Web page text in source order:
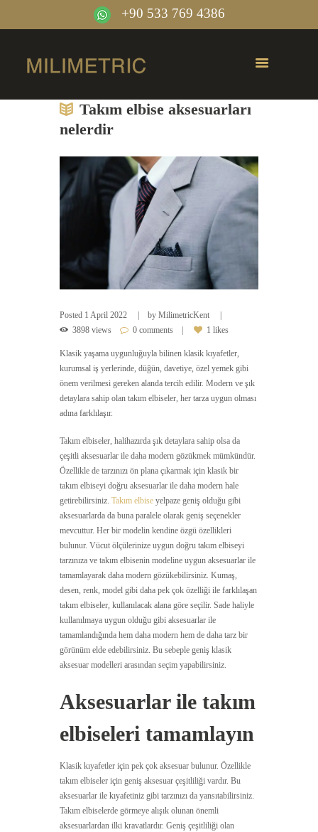
+90 533 769 4386
Takım elbise aksesuarları
nelerdir
Posted 1 April 2022 by MilimetricKent
3898 views
0 comments 1 likes
Klasik yaşama uygunluğuyla bilinen klasik kıyafetler,
kurumsal iş yerlerinde, düğün, davetiye, özel yemek gibi
önem verilmesi gereken alanda tercih edilir. Modern ve şık
detaylara sahip olan takım elbiseler, her tarza uygun olması
adına farklılaşır.
Takım elbiseler, halihazırda şık detaylara sahip olsa da
çeşitli aksesuarlar ile daha modern gözükmek mümkündür.
Özellikle de tarzınızı ön plana çıkarmak için klasik bir
takım elbiseyi doğru aksesuarlar ile daha modern hale
getirebilirsiniz. Takım elbise yelpaze geniş olduğu gibi
aksesuarlarda da buna paralele olarak geniş seçenekler
mevcuttur. Her bir modelin kendine özgü özellikleri
bulunur. Vücut ölçülerinize uygun doğru takım elbiseyi
tarzınıza ve takım elbisenin modeline uygun aksesuarlar ile
tamamlayarak daha modern gözükebilirsiniz. Kumaş,
desen, renk, model gibi daha pek çok özelliği ile farklılaşan
takım elbiseler, kullanılacak alana göre seçilir. Sade haliyle
kullanılmaya uygun olduğu gibi aksesuarlar ile
tamamlandığında hem daha modern hem de daha tarz bir
görünüm elde edebilirsiniz. Bu sebeple geniş klasik
aksesuar modelleri arasından seçim yapabilirsiniz.
Aksesuarlar ile takım
elbiseleri tamamlayın
Klasik kıyafetler için pek çok aksesuar bulunur. Özellikle
takım elbiseler için geniş aksesuar çeşitliliği vardır. Bu
aksesuarlar ile kıyafetiniz gibi tarzınızı da yansıtabilirsiniz.
Takım elbiselerde görmeye alışık olunan önemli
aksesuarlardan ilki kravatlardır. Geniş çeşitliliği olan